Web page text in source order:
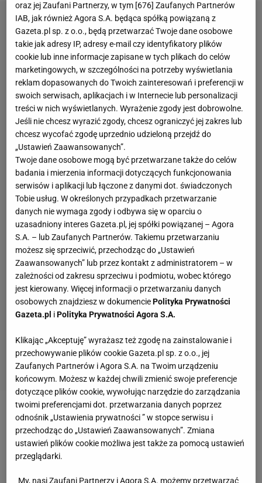
Zobacz wideoRostkowski ocenił finał Marciniaka:
Mecz Francja-Argentyna dobrze sędziowany przez
Polaka
oraz jej Zaufani Partnerzy, w tym [676] Zaufanych Partnerów
IAB, jak również Agora S.A. będąca spółką powiązaną z
Gazeta.pl sp. z o.o., będą przetwarzać Twoje dane osobowe
takie jak adresy IP, adresy e-mail czy identyfikatory plików
cookie lub inne informacje zapisane w tych plikach do celów
marketingowych, w szczególności na potrzeby wyświetlania
reklam dopasowanych do Twoich zainteresowań i preferencji w
swoich serwisach, aplikacjach i w Internecie lub personalizacji
treści w nich wyświetlanych. Wyrażenie zgody jest dobrowolne.
Jeśli nie chcesz wyrazić zgody, chcesz ograniczyć jej zakres lub
chcesz wycofać zgodę uprzednio udzieloną przejdź do
„Ustawień Zaawansowanych”.
Twoje dane osobowe mogą być przetwarzane także do celów
badania i mierzenia informacji dotyczących funkcjonowania
serwisów i aplikacji lub łączone z danymi dot. świadczonych
Tobie usług. W określonych przypadkach przetwarzanie
danych nie wymaga zgody i odbywa się w oparciu o
uzasadniony interes Gazeta.pl, jej spółki powiązanej – Agora
S.A. – lub Zaufanych Partnerów. Takiemu przetwarzaniu
możesz się sprzeciwić, przechodząc do „Ustawień
Zaawansowanych” lub przez kontakt z administratorem – w
zależności od zakresu sprzeciwu i podmiotu, wobec którego
jest kierowany. Więcej informacji o przetwarzaniu danych
osobowych znajdziesz w dokumenciePolityka Prywatności
Gazeta.pl iPolityka Prywatności Agora S.A.
Klikając „Akceptuję” wyrażasz też zgodę na zainstalowanie i
przechowywanie plików cookie Gazeta.pl sp. z o.o., jej
Zaufanych Partnerów i Agora S.A. na Twoim urządzeniu
końcowym. Możesz w każdej chwili zmienić swoje preferencje
dotyczące plików cookie, wywołując narzędzie do zarządzania
twoimi preferencjami dot. przetwarzania danych poprzez
odnośnik „Ustawienia prywatności ” w stopce serwisu i
przechodząc do „Ustawień Zaawansowanych”. Zmiana
ustawień plików cookie możliwa jest także za pomocą ustawień
przeglądarki.
My, nasi Zaufani Partnerzy i Agora S.A. możemy przetwarzać